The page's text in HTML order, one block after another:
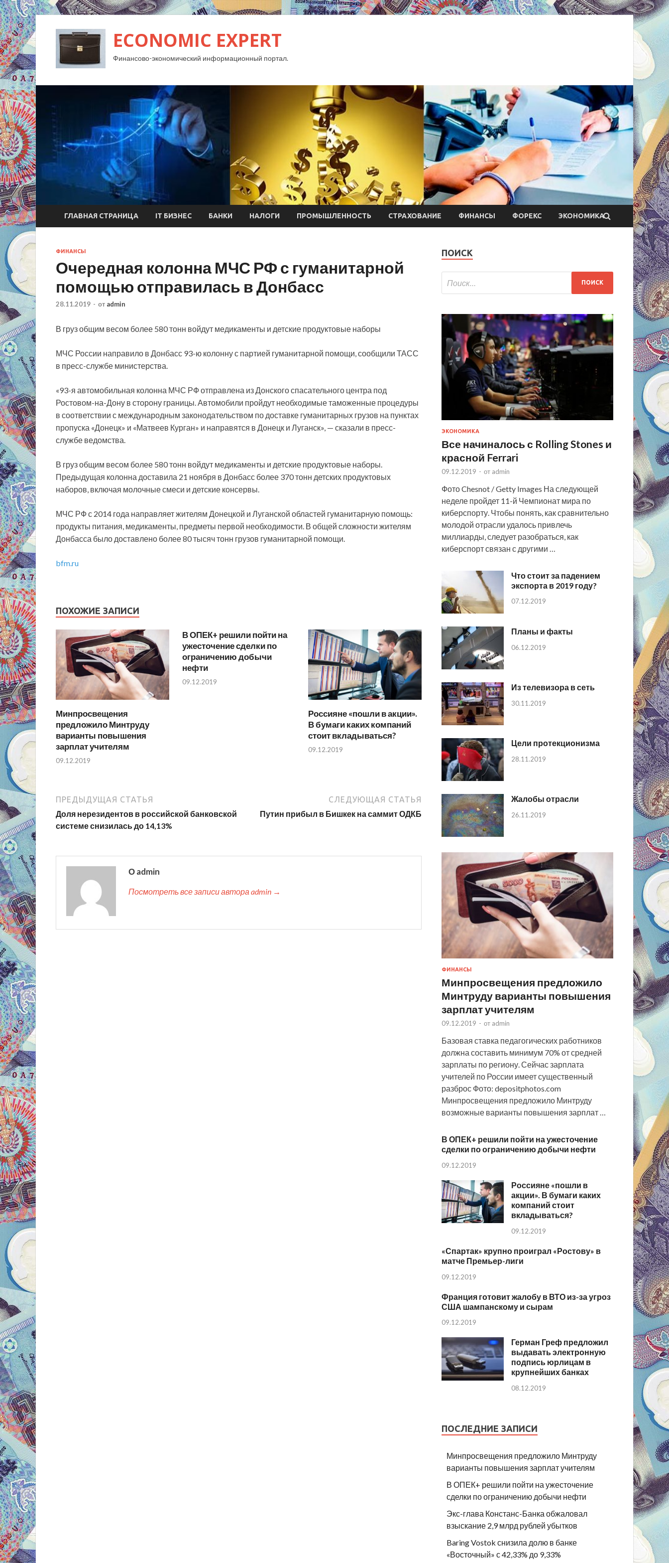
ECONOMIC EXPERT
Финансово-экономический информационный портал.
ГЛАВНАЯ СТРАНИЦА IT БИЗНЕС БАНКИ НАЛОГИ ПРОМЫШЛЕННОСТЬ СТРАХОВАНИЕ ФИНАНСЫ ФОРЕКС ЭКОНОМИКА
ФИНАНСЫ
Очередная колонна МЧС РФ с гуманитарной
помощью отправилась в Донбасс
28.11.2019 - от admin
В груз общим весом более 580 тонн войдут медикаменты и детские продуктовые наборы
МЧС России направило в Донбасс 93-ю колонну с партией гуманитарной помощи, сообщили ТАСС
в пресс-службе министерства.
«93-я автомобильная колонна МЧС РФ отправлена из Донского спасательного центра под
Ростовом-на-Дону в сторону границы. Автомобили пройдут необходимые таможенные процедуры
в соответствии с международным законодательством по доставке гуманитарных грузов на пунктах
пропуска «Донецк» и «Матвеев Курган» и направятся в Донецк и Луганск», — сказали в пресс-
службе ведомства.
В груз общим весом более 580 тонн войдут медикаменты и детские продуктовые наборы.
Предыдущая колонна доставила 21 ноября в Донбасс более 370 тонн детских продуктовых
наборов, включая молочные смеси и детские консервы.
МЧС РФ с 2014 года направляет жителям Донецкой и Луганской областей гуманитарную помощь:
продукты питания, медикаменты, предметы первой необходимости. В общей сложности жителям
Донбасса было доставлено более 80 тысяч тонн грузов гуманитарной помощи.
bfm.ru
ПОХОЖИЕ ЗАПИСИ
Минпросвещения
предложило Минтруду
варианты повышения
зарплат учителям
09.12.2019
В ОПЕК+ решили пойти на
ужесточение сделки по
ограничению добычи
нефти
09.12.2019
Россияне «пошли в акции».
В бумаги каких компаний
стоит вкладываться?
09.12.2019
ПРЕДЫДУЩАЯ СТАТЬЯ
Доля нерезидентов в российской банковской
системе снизилась до 14,13%
СЛЕДУЮЩАЯ СТАТЬЯ
Путин прибыл в Бишкек на саммит ОДКБ
О admin
Посмотреть все записи автора admin →
ПОИСК
ЭКОНОМИКА
Все начиналось с Rolling Stones и
красной Ferrari
09.12.2019 - от admin
Фото Chesnot / Getty Images На следующей
неделе пройдет 11-й Чемпионат мира по
киберспорту. Чтобы понять, как сравнительно
молодой отрасли удалось привлечь
миллиарды, следует разобраться, как
киберспорт связан с другими …
Что стоит за падением
экспорта в 2019 году?
07.12.2019
Планы и факты
06.12.2019
Из телевизора в сеть
30.11.2019
Цели протекционизма
28.11.2019
Жалобы отрасли
26.11.2019
ФИНАНСЫ
Минпросвещения предложило
Минтруду варианты повышения
зарплат учителям
09.12.2019 - от admin
Базовая ставка педагогических работников
должна составить минимум 70% от средней
зарплаты по региону. Сейчас зарплата
учителей по России имеет существенный
разброс Фото: depositphotos.com
Минпросвещения предложило Минтруду
возможные варианты повышения зарплат …
В ОПЕК+ решили пойти на ужесточение
сделки по ограничению добычи нефти
09.12.2019
Россияне «пошли в
акции». В бумаги каких
компаний стоит
вкладываться?
09.12.2019
«Спартак» крупно проиграл «Ростову» в
матче Премьер-лиги
09.12.2019
Франция готовит жалобу в ВТО из-за угроз
США шампанскому и сырам
09.12.2019
Герман Греф предложил
выдавать электронную
подпись юрлицам в
крупнейших банках
08.12.2019
ПОСЛЕДНИЕ ЗАПИСИ
Минпросвещения предложило Минтруду
варианты повышения зарплат учителям
В ОПЕК+ решили пойти на ужесточение
сделки по ограничению добычи нефти
Экс-глава Констанс-Банка обжаловал
взыскание 2,9 млрд рублей убытков
Baring Vostok снизила долю в банке
«Восточный» с 42,33% до 9,33%